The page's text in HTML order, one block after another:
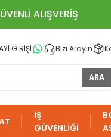
ALIŞVERİŞ
GİRİŞİ Bizi Arayın
ARA
İŞ
GÜVENLİĞİ